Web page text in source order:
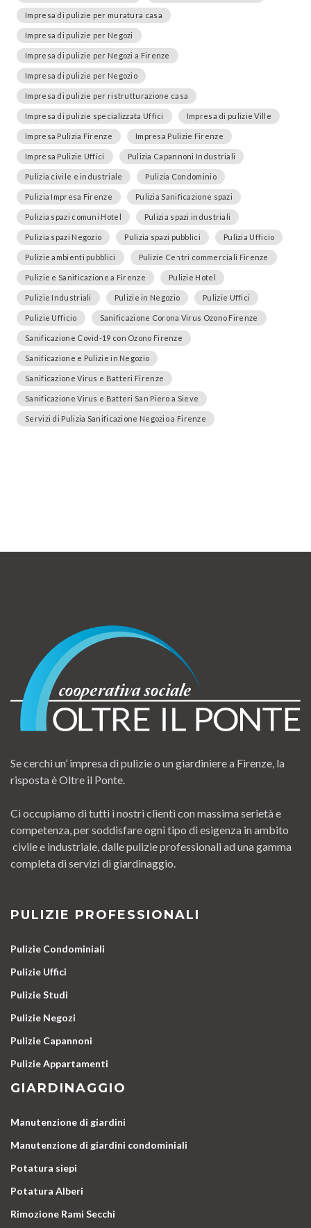
Impresa di pulizie per muratura casa
Impresa di pulizie per Negozi
Impresa di pulizie per Negozi a Firenze
Impresa di pulizie per Negozio
Impresa di pulizie per ristrutturazione casa
Impresa di pulizie specializzata Uffici Impresa di pulizie Ville
Impresa Pulizia Firenze Impresa Pulizie Firenze
Impresa Pulizie Uffici Pulizia Capannoni Industriali
Pulizia civile e industriale Pulizia Condominio
Pulizia Impresa Firenze Pulizia Sanificazione spazi
Pulizia spazi comuni Hotel Pulizia spazi industriali
Pulizia spazi Negozio Pulizia spazi pubblici Pulizia Ufficio
Pulizie ambienti pubblici Pulizie Centri commerciali Firenze
Pulizie e Sanificazione a Firenze Pulizie Hotel
Pulizie Industriali Pulizie in Negozio Pulizie Uffici
Pulizie Ufficio Sanificazione Corona Virus Ozono Firenze
Sanificazione Covid-19 con Ozono Firenze
Sanificazione e Pulizie in Negozio
Sanificazione Virus e Batteri Firenze
Sanificazione Virus e Batteri San Piero a Sieve
Servizi di Pulizia Sanificazione Negozio a Firenze
Se cerchi un’ impresa di pulizie o un giardiniere a Firenze, la
risposta è Oltre il Ponte.
Ci occupiamo di tutti i nostri clienti con massima serietà e
competenza, per soddisfare ogni tipo di esigenza in ambito
civile e industriale, dalle pulizie professionali ad una gamma
completa di servizi di giardinaggio.
PULIZIE PROFESSIONALI
Pulizie Condominiali
Pulizie Uffici
Pulizie Studi
Pulizie Negozi
Pulizie Capannoni
Pulizie Appartamenti
GIARDINAGGIO
Manutenzione di giardini
Manutenzione di giardini condominiali
Potatura siepi
Potatura Alberi
Rimozione Rami Secchi